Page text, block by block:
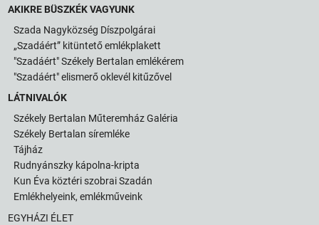
AKIKRE BÜSZKÉK VAGYUNK
Szada Nagyközség Díszpolgárai
„Szadáért” kitüntető emlékplakett
"Szadáért" Székely Bertalan emlékérem
"Szadáért" elismerő oklevél kitűzővel
LÁTNIVALÓK
Székely Bertalan Műteremház Galéria
Székely Bertalan síremléke
Tájház
Rudnyánszky kápolna-kripta
Kun Éva köztéri szobrai Szadán
Emlékhelyeink, emlékműveink
EGYHÁZI ÉLET